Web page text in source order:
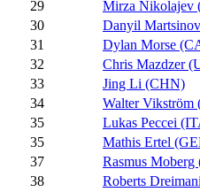
29
Mirza Nikolajev
30
Danyil
31
Dylan Morse
32
Chris Mazdzer
33
Jing Li (CHN)
34
Walter Vikström
35
Lukas Peccei
35
Mathis Ertel
37
Rasmus Moberg
38
Roberts